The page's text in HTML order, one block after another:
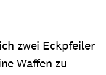
zwei Eckpfeiler
Waffen zu